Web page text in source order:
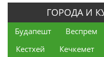
ГОРОДА И
Будапешт Веспрем
Кестхей
Кечкемет